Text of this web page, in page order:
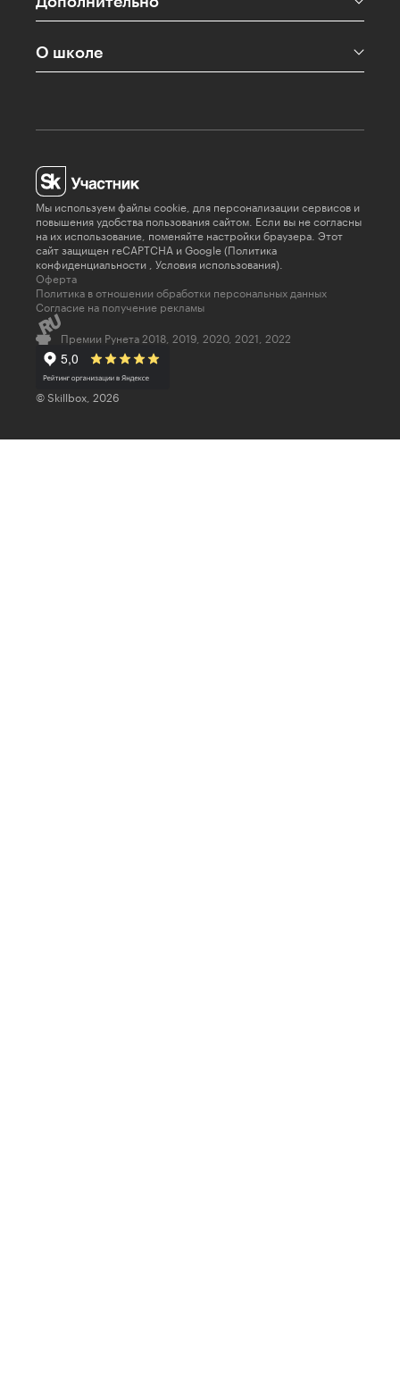
О школе
Мы используем файлы cookie, для персонализации сервисов и
повышения удобства пользования сайтом. Если вы не согласны
на их использование, поменяйте настройки браузера. Этот
сайт защищен reCAPTCHA и Google (Политика
конфиденциальности Условия использования).
Оферта
Политика в отношении обработки персональных данных
Согласие на получение рекламы
© Skillbox, 2026
Премии Рунета 2018, 2019, 2020, 2021, 2022